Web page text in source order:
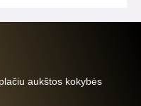
aukštos kokybės